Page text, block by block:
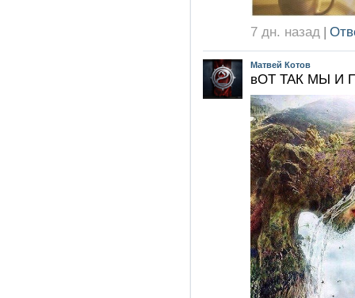
7 дн. назад |
Матвей Котов
вОТ ТАК МЫ И